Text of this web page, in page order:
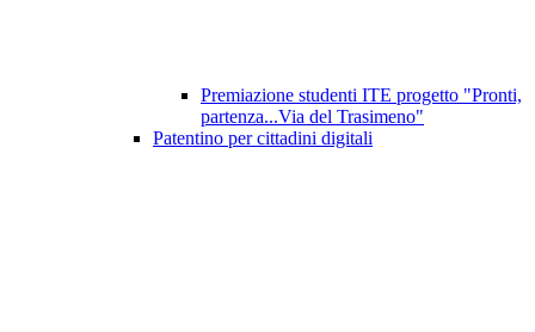
Premiazione studenti ITE progetto "Pronti,
partenza...Via del Trasimeno"
Patentino per cittadini digitali